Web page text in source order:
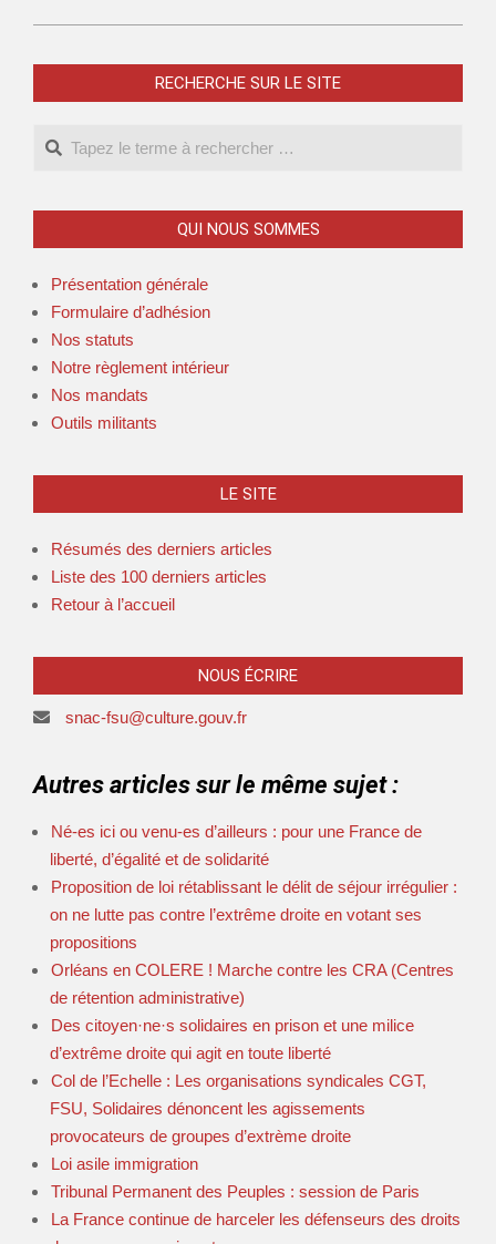
RECHERCHE SUR LE SITE
QUI NOUS SOMMES
Présentation générale
Formulaire d’adhésion
Nos statuts
Notre règlement intérieur
Nos mandats
Outils militants
LE SITE
Résumés des derniers articles
Liste des 100 derniers articles
Retour à l’accueil
NOUS ÉCRIRE
snac-fsu@culture.gouv.fr
Autres articles sur le même sujet :
Né-es ici ou venu-es d’ailleurs : pour une France de
liberté, d’égalité et de solidarité
Proposition de loi rétablissant le délit de séjour irrégulier :
on ne lutte pas contre l’extrême droite en votant ses
propositions
Orléans en COLERE ! Marche contre les CRA (Centres
de rétention administrative)
Des citoyen·ne·s solidaires en prison et une milice
d’extrême droite qui agit en toute liberté
Col de l’Echelle : Les organisations syndicales CGT,
FSU, Solidaires dénoncent les agissements
provocateurs de groupes d’extrème droite
Loi asile immigration
Tribunal Permanent des Peuples : session de Paris
La France continue de harceler les défenseurs des droits